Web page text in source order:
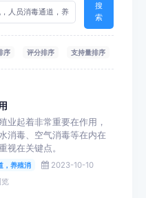
搜
索
序 评分排序 支持量排序
业起着非常重要在作用，
消毒、空气消毒等在内在
视在关键点。
，养殖消
2023-10-10